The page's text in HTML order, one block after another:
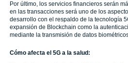
Por último, los servicios financieros serán
en las transacciones será uno de los
desarrollo con el respaldo de la tecnología
expansión de Blockchain como la
mediante la transmisión de datos
Cómo afecta el 5G a la salud: